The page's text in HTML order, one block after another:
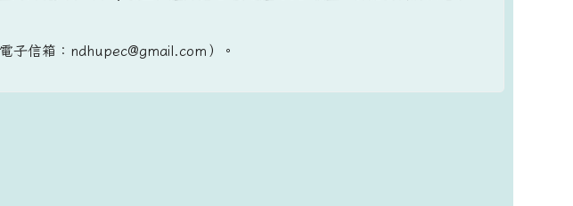
子信箱：ndhupec@gmail.com）。